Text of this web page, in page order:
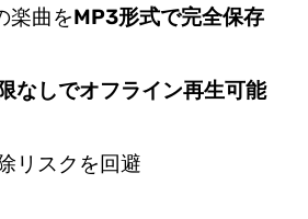
楽曲をMP3形式で完全保存
なしでオフライン再生可能
リスクを回避